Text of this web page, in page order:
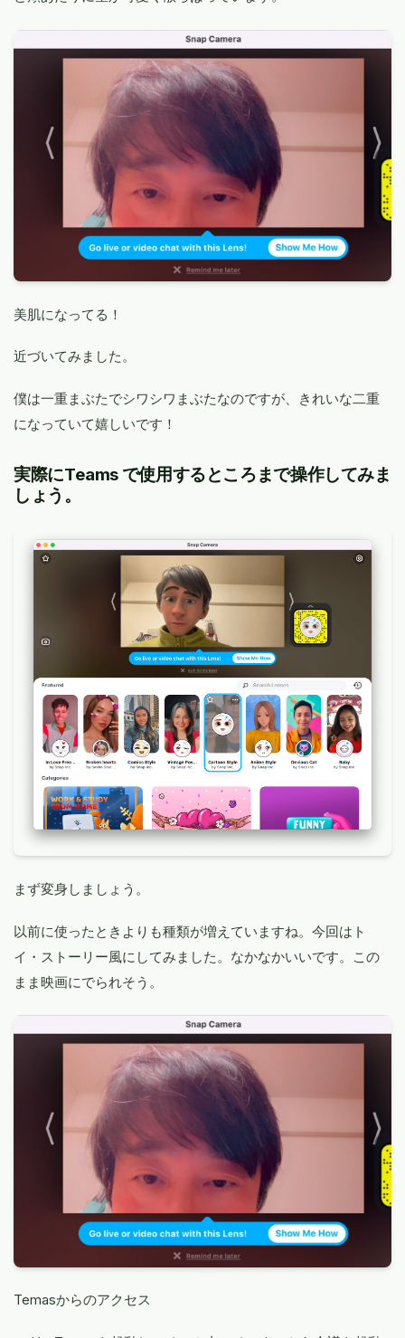
美肌になってる！
近づいてみました。
僕は一重まぶたでシワシワまぶたなのですが、きれいな二重
になっていて嬉しいです！
実際にTeams で使用するところまで操作してみま
しょう。
まず変身しましょう。
以前に使ったときよりも種類が増えていますね。今回はト
イ・ストーリー風にしてみました。なかなかいいです。この
まま映画にでられそう。
Temasからのアクセス